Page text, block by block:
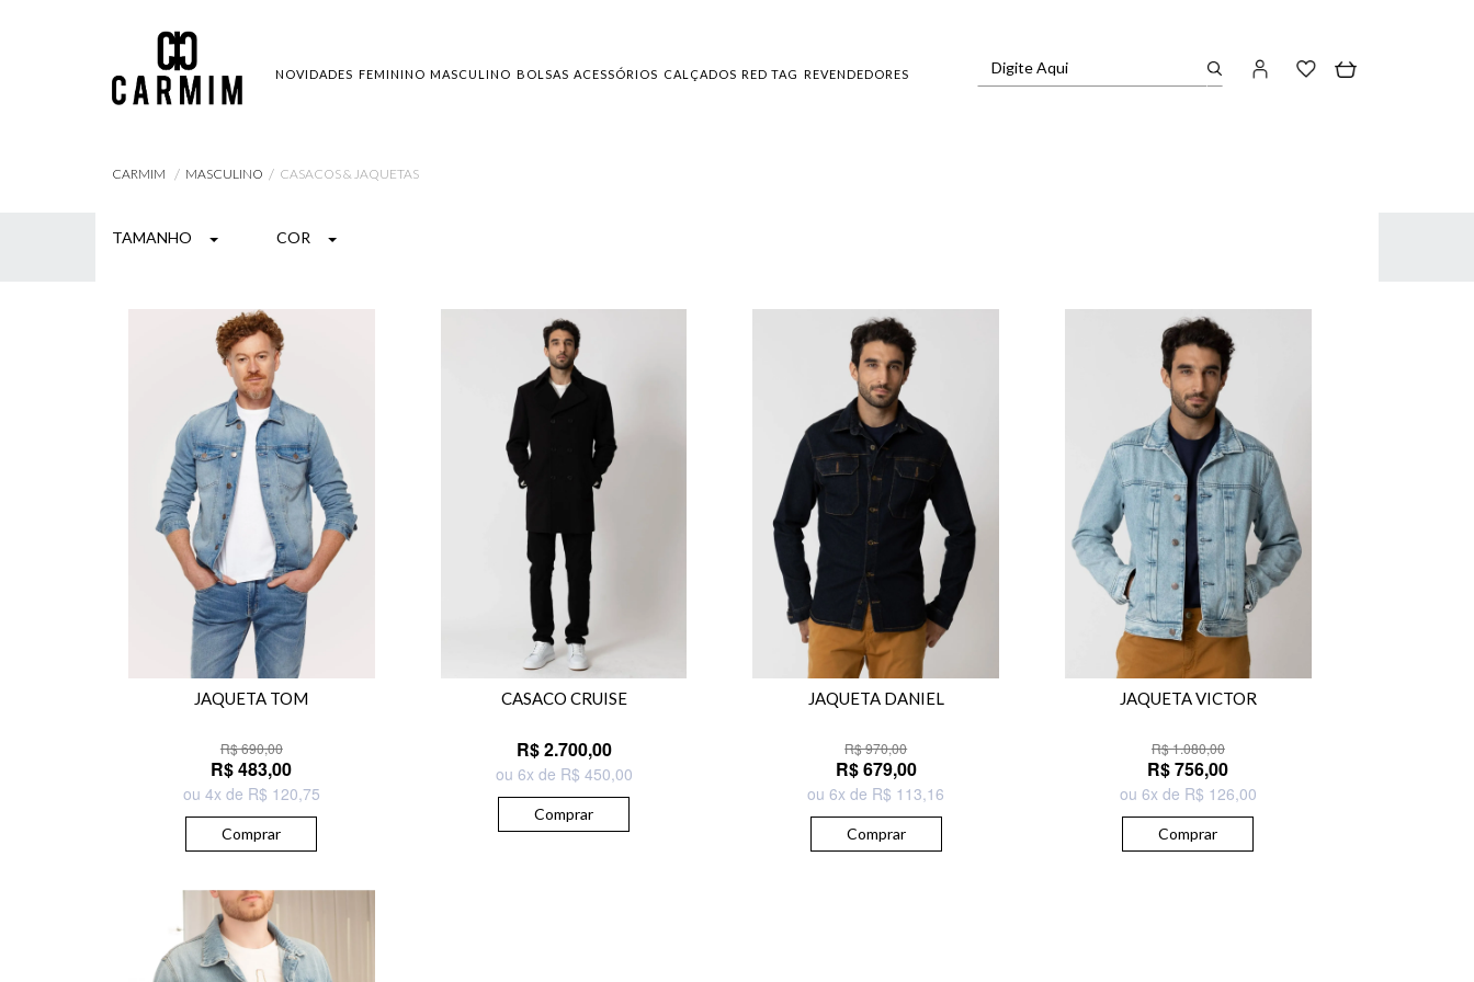
NOVIDADES FEMININO MASCULINO BOLSAS ACESSÓRIOS CALÇADOS RED TAG REVENDEDORES
CARMIM MASCULINO CASACOS & JAQUETAS
TAMANHO COR
JAQUETA TOM
R$ 690,00
R$ 483,00
ou 4x de R$ 120,75
Comprar
CASACO CRUISE
R$ 2.700,00
ou 6x de R$ 450,00
Comprar
JAQUETA DANIEL
R$ 970,00
R$ 679,00
ou 6x de R$ 113,16
Comprar
JAQUETA VICTOR
R$ 1.080,00
R$ 756,00
ou 6x de R$ 126,00
Comprar